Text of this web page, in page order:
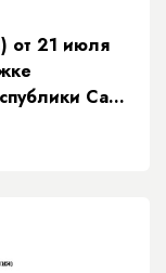
от 21 июля
Саха